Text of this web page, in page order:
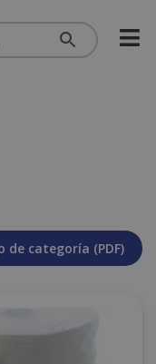
de categoría (PDF)